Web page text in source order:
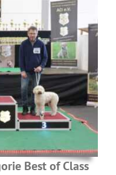
Best of Class